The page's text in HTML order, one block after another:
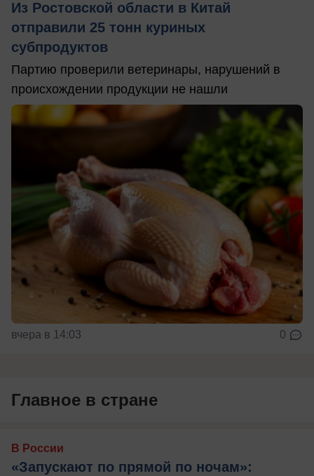
Из Ростовской области в Китай
отправили 25 тонн куриных
субпродуктов
Партию проверили ветеринары, нарушений в
происхождении продукции не нашли
вчера в 14:03 0
Главное в стране
В России
«Запускают по прямой по ночам»: